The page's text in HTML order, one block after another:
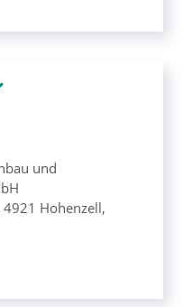
und
Hohenzell,